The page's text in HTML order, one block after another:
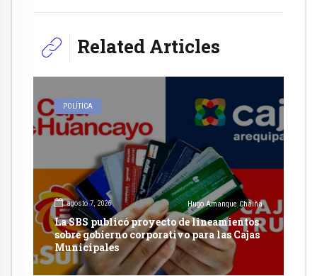
Related Articles
POLÍTICA
agosto 7, 2026 Hugo Amanque Chaiña
La SBS publicó proyecto de lineamientos
sobre gobierno corporativo para las Cajas
Municipales